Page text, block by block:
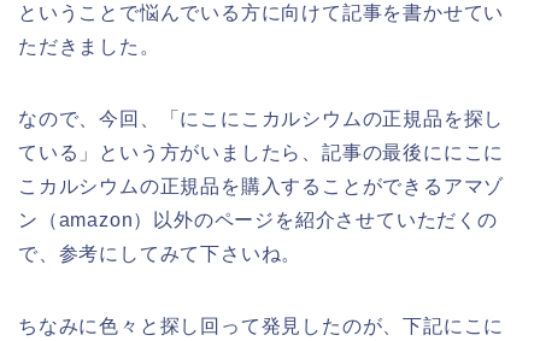
ということで悩んでいる方に向けて記事を書かせてい
ただきました。
なので、今回、「にこにこカルシウムの正規品を探し
ている」という方がいましたら、記事の最後ににこに
こカルシウムの正規品を購入することができるアマゾ
ン（amazon）以外のページを紹介させていただくの
で、参考にしてみて下さいね。
ちなみに色々と探し回って発見したのが、下記にこに